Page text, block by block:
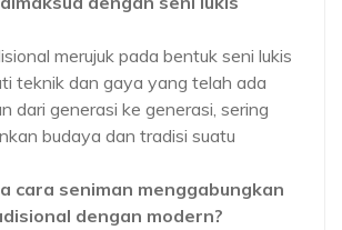
merujuk pada bentuk seni lukis
teknik dan gaya yang telah ada
dari generasi ke generasi, sering
budaya dan tradisi suatu
cara seniman menggabungkan
dengan modern?